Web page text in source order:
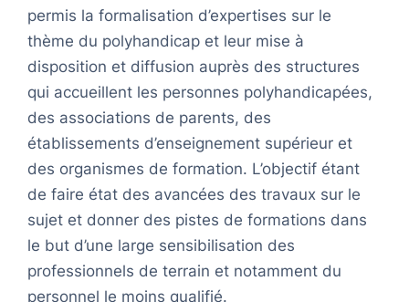
permis la formalisation d’expertises sur le
thème du polyhandicap et leur mise à
disposition et diffusion auprès des structures
qui accueillent les personnes polyhandicapées,
des associations de parents, des
établissements d’enseignement supérieur et
des organismes de formation. L’objectif étant
de faire état des avancées des travaux sur le
sujet et donner des pistes de formations dans
le but d’une large sensibilisation des
professionnels de terrain et notamment du
personnel le moins qualifié.